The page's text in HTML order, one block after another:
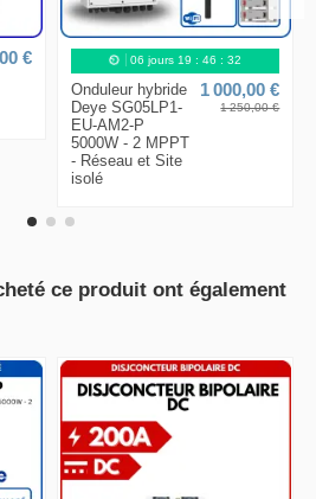
€ 06 jours 19 :46 :31
Onduleur hybride
Deye SG05LP1-
EU-AM2-P
5000W - 2 MPPT
- Réseau et Site
isolé
1 000,00 €
1 250,00 €
ce produit ont également